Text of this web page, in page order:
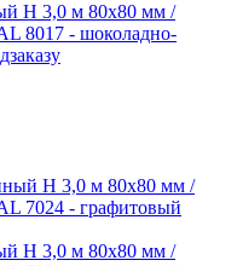
H 3,0 м 80х80 мм /
8017 - шоколадно-
H 3,0 м 80х80 мм /